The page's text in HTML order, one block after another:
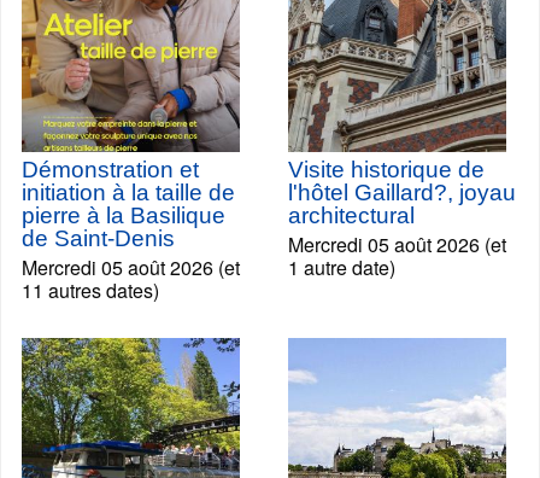
Démonstration et
initiation à la taille de
pierre à la Basilique
de Saint-Denis
Mercredi 05 août 2026 (et
11 autres dates)
Visite historique de
l'hôtel Gaillard?, joyau
architectural
Mercredi 05 août 2026 (et
1 autre date)